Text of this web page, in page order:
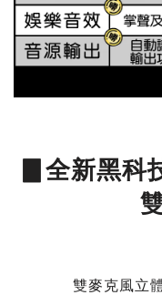
▊全新黑科
雙麥克風立